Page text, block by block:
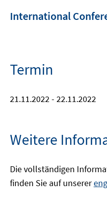
International
Termin
21.11.2022 - 22.11.2022
Weitere
Die vollständigen
finden Sie auf unserer